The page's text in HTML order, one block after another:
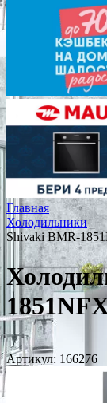
Главная
Холодильники
Shivaki BMR-
Артикул: 166276